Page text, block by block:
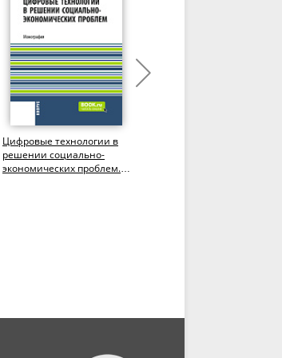
Цифровые технологии в
решении социально-
экономических проблем.